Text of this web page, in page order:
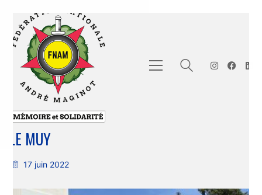
LE MUY
17 juin 2022